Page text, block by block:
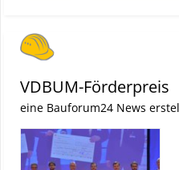
VDBUM-Förderpreis
eine Bauforum24 News